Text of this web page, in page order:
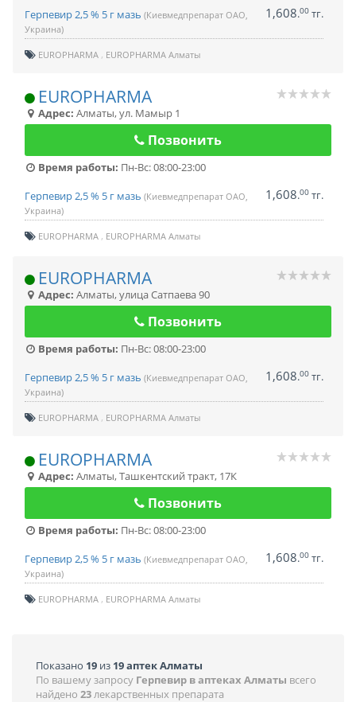
Герпевир 2,5 % 5 г мазь (Киевмедпрепарат ОАО,
Украина)
1,608.00 тг.
EUROPHARMA EUROPHARMA Алматы
EUROPHARMA
Адрес: Алматы,ул. Мамыр 1
Позвонить
Время работы: Пн-Вс: 08:00-23:00
Герпевир 2,5 % 5 г мазь (Киевмедпрепарат ОАО,
Украина)
1,608.00 тг.
EUROPHARMA EUROPHARMA Алматы
EUROPHARMA
Адрес: Алматы,улица Сатпаева 90
Позвонить
Время работы: Пн-Вс: 08:00-23:00
Герпевир 2,5 % 5 г мазь (Киевмедпрепарат ОАО,
Украина)
1,608.00 тг.
EUROPHARMA EUROPHARMA Алматы
EUROPHARMA
Адрес: Алматы,Ташкентский тракт, 17К
Позвонить
Время работы: Пн-Вс: 08:00-23:00
Герпевир 2,5 % 5 г мазь (Киевмедпрепарат ОАО,
Украина)
1,608.00 тг.
EUROPHARMA EUROPHARMA Алматы
Показано 19 из 19 аптек Алматы
По вашему запросу Герпевир в аптеках Алматы всего
найдено 23лекарственных препарата